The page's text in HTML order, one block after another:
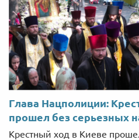
Глава Нацполиции:
прошел без серьезных
Крестный ход в Киеве